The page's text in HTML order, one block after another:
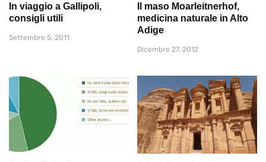
In viaggio a Gallipoli,
consigli utili
Settembre 5, 2011
Il maso Moarleitnerhof,
medicina naturale in Alto
Adige
Dicembre 27, 2012